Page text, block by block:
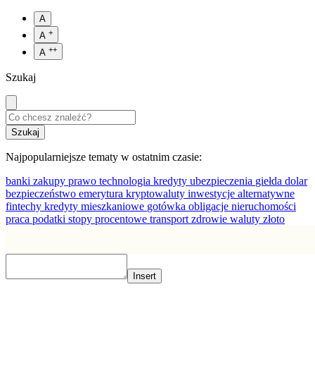
A
A +
A ++
Szukaj
Najpopularniejsze tematy w ostatnim czasie:
banki zakupy prawo technologia kredyty ubezpieczenia giełda dolar
bezpieczeństwo emerytura kryptowaluty inwestycje alternatywne
fintechy kredyty mieszkaniowe gotówka obligacje nieruchomości
praca podatki stopy procentowe transport zdrowie waluty złoto
Insert